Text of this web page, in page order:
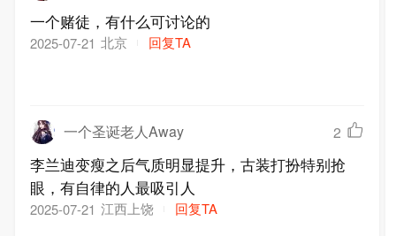
一个赌徒，有什么可讨论的
2025-07-21 北京 回复TA
一个圣诞老人Away 2
李兰迪变瘦之后气质明显提升，古装打扮特别抢
眼，有自律的人最吸引人
2025-07-21 江西上饶 回复TA